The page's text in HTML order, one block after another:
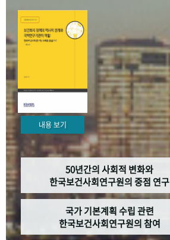
성과 50선 숫자로 보는 50년
세계와 함께 한 KIHASA
VR 역사관
내용 보기
50년간의 사회적 변화와
한국보건사회연구원의 중점 연구
국가 기본계획 수립 관련
한국보건사회연구원의 참여